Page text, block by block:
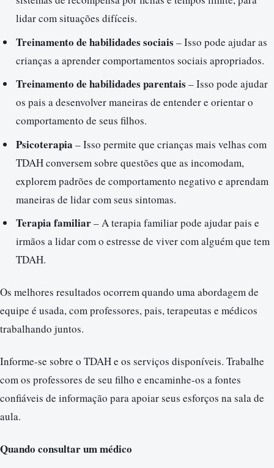
lidar com situações difíceis.
Treinamento de habilidades sociais – Isso pode ajudar as
crianças a aprender comportamentos sociais apropriados.
Treinamento de habilidades parentais – Isso pode ajudar
os pais a desenvolver maneiras de entender e orientar o
comportamento de seus filhos.
Psicoterapia – Isso permite que crianças mais velhas com
TDAH conversem sobre questões que as incomodam,
explorem padrões de comportamento negativo e aprendam
maneiras de lidar com seus sintomas.
Terapia familiar– A terapia familiar pode ajudar pais e
irmãos a lidar com o estresse de viver com alguém que tem
TDAH.
Os melhores resultados ocorrem quando uma abordagem de
equipe é usada, com professores, pais, terapeutas e médicos
trabalhando juntos.
Informe-se sobre o TDAH e os serviços disponíveis. Trabalhe
com os professores de seu filho e encaminhe-os a fontes
confiáveis ​​de informação para apoiar seus esforços na sala de
aula.
Quando consultar um médico